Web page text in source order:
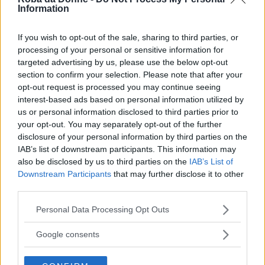
Information
If you wish to opt-out of the sale, sharing to third parties, or
processing of your personal or sensitive information for
targeted advertising by us, please use the below opt-out
section to confirm your selection. Please note that after your
opt-out request is processed you may continue seeing
interest-based ads based on personal information utilized by
us or personal information disclosed to third parties prior to
your opt-out. You may separately opt-out of the further
disclosure of your personal information by third parties on the
IAB’s list of downstream participants. This information may
also be disclosed by us to third parties on the IAB’s List of
Downstream Participants that may further disclose it to other
Please note that this website/app uses one or more Google
not limited to your visit or usage behaviour. You may click to
use your data for below specified purposes in below Google
Personal Data Processing Opt Outs
Google consents
Ogni anno le ha comprato un regalo, senza mai
potergliene consegnare uno, e ha sofferto,
mentre il tempo passava.
In ogni caso, i due iniziano una difficile
convivenza e Margherita si scontra con quanto
le diceva la madre, e cioè che Francesco non la
voleva vedere, e la realtà di un uomo gentile e
affascinante.
Questo romanzo tocca nel profondo: le
famiglie distruttesono purtroppo una realtà
del nostro tempo, una realtà colma di
sofferenza, quella di chi non può vedere il figlio